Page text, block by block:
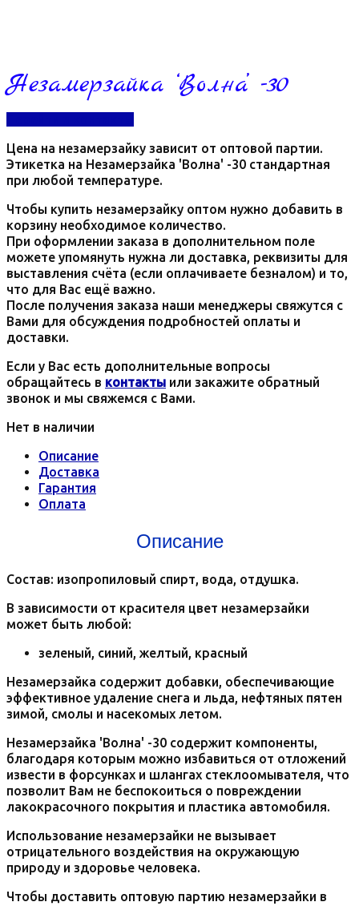
Незамерзайка ‘Волна’ -30
Цена на незамерзайку зависит от оптовой партии.
Этикетка на Незамерзайка 'Волна' -30 стандартная
при любой температуре.
Чтобы купить незамерзайку оптом нужно добавить в
корзину необходимое количество.
При оформлении заказа в дополнительном поле
можете упомянуть нужна ли доставка, реквизиты для
выставления счёта (если оплачиваете безналом) и то,
что для Вас ещё важно.
После получения заказа наши менеджеры свяжутся с
Вами для обсуждения подробностей оплаты и
доставки.
Если у Вас есть дополнительные вопросы
обращайтесь в контакты или закажите обратный
звонок и мы свяжемся с Вами.
Нет в наличии
Описание
Доставка
Гарантия
Оплата
Описание
Состав: изопропиловый спирт, вода, отдушка.
В зависимости от красителя цвет незамерзайки
может быть любой:
зеленый, синий, желтый, красный
Незамерзайка содержит добавки, обеспечивающие
эффективное удаление снега и льда, нефтяных пятен
зимой, смолы и насекомых летом.
Незамерзайка 'Волна' -30 содержит компоненты,
благодаря которым можно избавиться от отложений
извести в форсунках и шлангах стеклоомывателя, что
позволит Вам не беспокоиться о повреждении
лакокрасочного покрытия и пластика автомобиля.
Использование незамерзайки не вызывает
отрицательного воздействия на окружающую
природу и здоровье человека.
Чтобы доставить оптовую партию незамерзайки в